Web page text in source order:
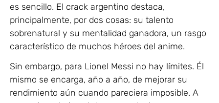
es sencillo. El crack argentino destaca,
principalmente, por dos cosas: su talento
sobrenatural y su mentalidad ganadora, un rasgo
característico de muchos héroes del anime.
Sin embargo, para Lionel Messi no hay límites. Él
mismo se encarga, año a año, de mejorar su
rendimiento aún cuando pareciera imposible. A